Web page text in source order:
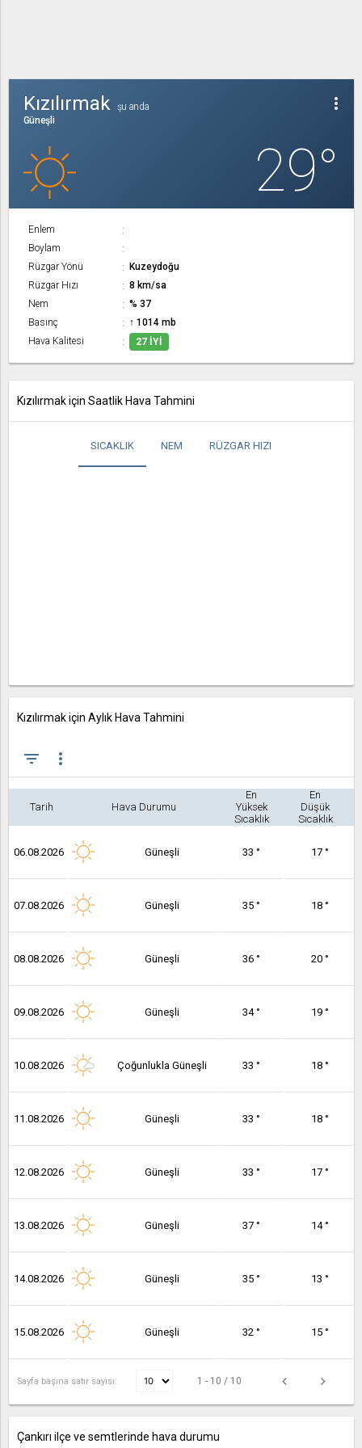
more_vert
Kızılırmak
şu anda
Güneşli
29°
Enlem
Boylam
Rüzgar Yönü
Kuzeydoğu
Rüzgar Hızı
8 km/sa
Nem
% 37
Basınç
↑ 1014 mb
Hava Kalitesi
27 İYI
Kızılırmak için Saatlik Hava Tahmini
SICAKLIK NEM RÜZGAR HIZI
Kızılırmak için Aylık Hava Tahmini
filter_list more_vert
Tarih Hava Durumu
En
Yüksek
Sıcaklık
En
Düşük
Sıcaklık
06.08.2026 Güneşli 33 ° 17 °
07.08.2026 Güneşli 35 ° 18 °
08.08.2026 Güneşli 36 ° 20 °
09.08.2026 Güneşli 34 ° 19 °
10.08.2026 Çoğunlukla Güneşli 33 ° 18 °
11.08.2026 Güneşli 33 ° 18 °
12.08.2026 Güneşli 33 ° 17 °
13.08.2026 Güneşli 37 ° 14 °
14.08.2026 Güneşli 35 ° 13 °
15.08.2026 Güneşli 32 ° 15 °
Sayfa başına satır sayısı: 1 - 10 / 10
Çankırı ilçe ve semtlerinde hava durumu